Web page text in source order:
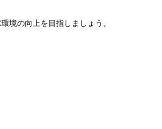
環境の向上を目指しましょう。